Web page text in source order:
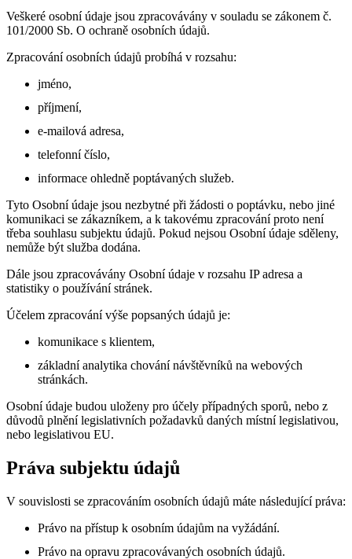
Veškeré osobní údaje jsou zpracovávány v souladu se zákonem č.
101/2000 Sb. O ochraně osobních údajů.
Zpracování osobních údajů probíhá v rozsahu:
jméno,
příjmení,
e-mailová adresa,
telefonní číslo,
informace ohledně poptávaných služeb.
Tyto Osobní údaje jsou nezbytné při žádosti o poptávku, nebo jiné
komunikaci se zákazníkem, a k takovému zpracování proto není
třeba souhlasu subjektu údajů. Pokud nejsou Osobní údaje sděleny,
nemůže být služba dodána.
Dále jsou zpracovávány Osobní údaje v rozsahu IP adresa a
statistiky o používání stránek.
Účelem zpracování výše popsaných údajů je:
komunikace s klientem,
základní analytika chování návštěvníků na webových
stránkách.
Osobní údaje budou uloženy pro účely případných sporů, nebo z
důvodů plnění legislativních požadavků daných místní legislativou,
nebo legislativou EU.
Práva subjektu údajů
V souvislosti se zpracováním osobních údajů máte následující práva:
Právo na přístup k osobním údajům na vyžádání.
Právo na opravu zpracovávaných osobních údajů.